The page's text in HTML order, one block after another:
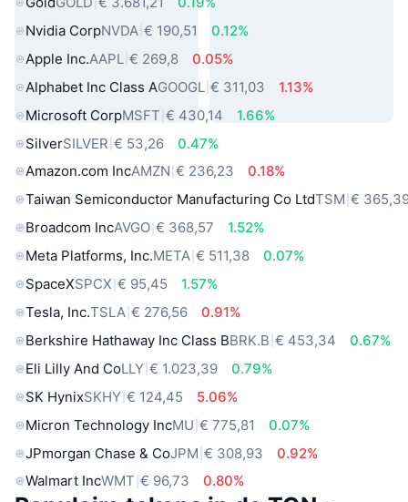
Nvidia CorpNVDA € 190,51
0.12%
Apple Inc.AAPL € 269,8
0.05%
Alphabet Inc Class AGOOGL € 311,03
1.13%
Microsoft CorpMSFT € 430,14
1.66%
SilverSILVER € 53,26
0.47%
Amazon.com IncAMZN € 236,23
0.18%
Taiwan Semiconductor Manufacturing Co LtdTSM €
Broadcom IncAVGO € 368,57
1.52%
Meta Platforms, Inc.META € 511,38
0.07%
SpaceXSPCX € 95,45
1.57%
Tesla, Inc.TSLA € 276,56
0.91%
Berkshire Hathaway Inc Class BBRK.B € 453,34
0.67%
Eli Lilly And CoLLY € 1.023,39
0.79%
SK HynixSKHY € 124,45
5.06%
Micron Technology IncMU € 775,81
0.07%
JPmorgan Chase & CoJPM € 308,93
0.92%
Walmart IncWMT € 96,73 0.80%